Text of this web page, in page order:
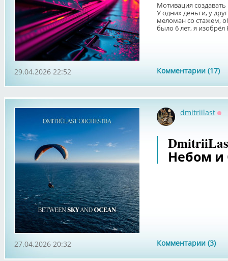
Мотивация создавать
У одних деньги, у
меломан со стажем,
было 6 лет, я изобрёл
Комментарии (17)
29.04.2026 22:52
dmitriilast
Небом
Комментарии (3)
27.04.2026 20:32